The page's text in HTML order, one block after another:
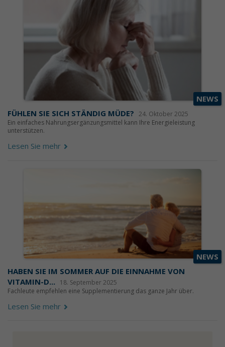
NEWS
FÜHLEN SIE SICH STÄNDIG MÜDE? 24. Oktober 2025
Ein einfaches Nahrungsergänzungsmittel kann Ihre Energieleistung
unterstützen.
Lesen Sie mehr
NEWS
HABEN SIE IM SOMMER AUF DIE EINNAHME VON
VITAMIN-D...
18. September 2025
Fachleute empfehlen eine Supplementierung das ganze Jahr über.
Lesen Sie mehr